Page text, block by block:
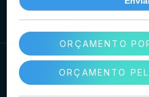
ORÇAMENTO
ORÇAMENTO